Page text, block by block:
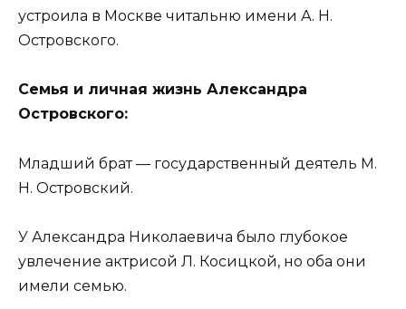
устроила в Москве читальню имени А. Н.
Островского.
Семья и личная жизнь Александра
Островского:
Младший брат — государственный деятель М.
Н. Островский.
У Александра Николаевича было глубокое
увлечение актрисой Л. Косицкой, но оба они
имели семью.